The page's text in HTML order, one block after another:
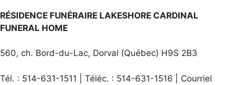
RÉSIDENCE FUNÉRAIRE LAKESHORE CARDINAL
FUNERAL HOME
560, ch. Bord-du-Lac, Dorval (Québec) H9S 2B3
Tél. : 514-631-1511 | Téléc. : 514-631-1516 | Courriel